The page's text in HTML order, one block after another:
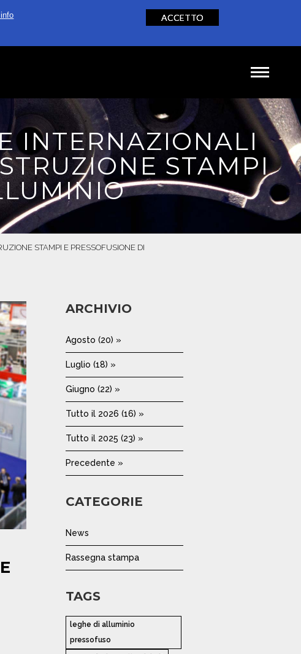
ACCETTO
NEWS CONTATTI
INTERNAZIONALI
STAMPI
STAMPI E PRESSOFUSIONE DI
ARCHIVIO
Agosto (20) »
Luglio (18) »
Giugno (22) »
Tutto il 2026 (16) »
Tutto il 2025 (23) »
Precedente »
CATEGORIE
News
Rassegna stampa
TAGS
leghe di alluminio
pressofuso